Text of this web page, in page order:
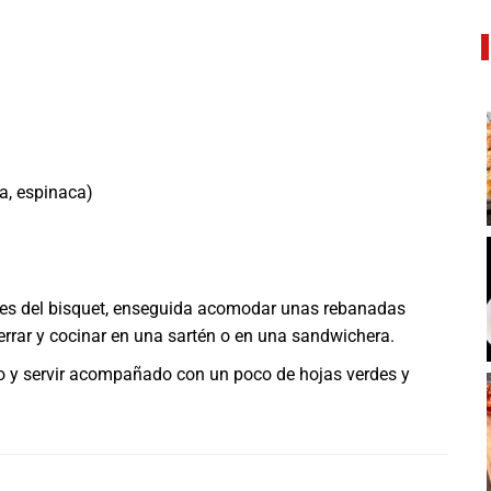
espinaca)
del bisquet, enseguida acomodar unas rebanadas
y cocinar en una sartén o en una sandwichera.
y servir acompañado con un poco de hojas verdes y